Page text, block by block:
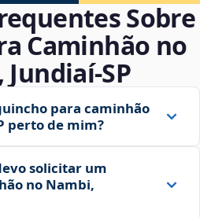
Sobre
Caminhão no
para caminhão
perto de mim?
solicitar um
no Nambi,